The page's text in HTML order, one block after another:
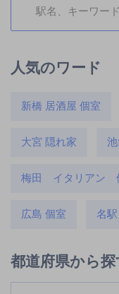
人気のワード
新橋 居酒屋 個室
大宮 隠れ家
梅田 イタリアン
広島 個室 名
都道府県から探